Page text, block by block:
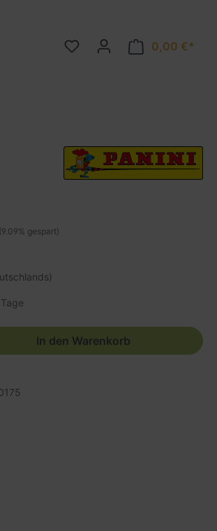
0,00 €*
(9.09% gespart)
In den Warenkorb